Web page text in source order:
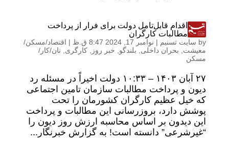
اقدام قابل‌تامل دولت برای فرار از پرداخت
مطالبات کارگران
by سایت تسنیم | نوامبر 17, 2024 8:47 ق.ظ | اقتصاد/مسکن/
معیشت
بحران داخلی بلندگو خبر روز کارگری
نان/کار/
مسکن
۲۷ آبان ۱۴۰۳ – ۱۰:۳۳ دولت اخیراً در مسئله رد
دیون و پرداخت مطالبات سازمان تامین اجتماعی
که خیل عظیم کارگران کشورمان را تحت
پوشش دارد، بروزرسانی این مطالبات و پرداخت
این دیدون بر اساس محاسبه ارزش روز دیون را
“غیرشرعی” دانسته است! به گزارش خبرنگار...